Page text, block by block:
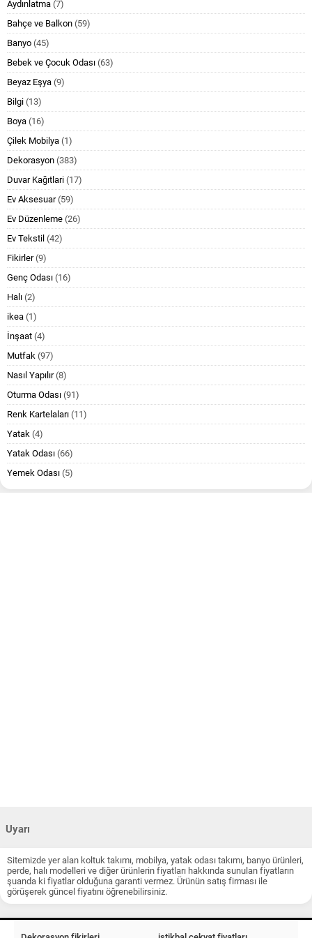
Aydınlatma (7)
Bahçe ve Balkon (59)
Banyo (45)
Bebek ve Çocuk Odası (63)
Beyaz Eşya (9)
Bilgi (13)
Boya (16)
Çilek Mobilya (1)
Dekorasyon (383)
Duvar Kağıtlari (17)
Ev Aksesuar(59)
Ev Düzenleme (26)
Ev Tekstil (42)
Fikirler(9)
Genç Odası (16)
Halı (2)
ikea (1)
İnşaat (4)
Mutfak (97)
Nasıl Yapılır(8)
Oturma Odası (91)
Renk Kartelaları (11)
Yatak (4)
Yatak Odası (66)
Yemek Odası (5)
Uyarı
Sitemizde yer alan koltuk takımı, mobilya, yatak odası takımı, banyo ürünleri,
perde, halı modelleri ve diğer ürünlerin fiyatları hakkında sunulan fiyatların
şuanda ki fiyatlar olduğuna garanti vermez. Ürünün satış firması ile
görüşerek güncel fiyatını öğrenebilirsiniz.